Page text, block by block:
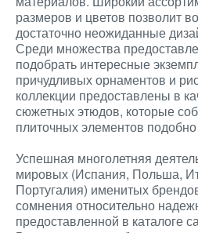
размеров и цветов позволит
достаточно неожиданные
Среди множества
подобрать интересные
причудливых орнаментов и
коллекции предоставлены в
сюжетных этюдов, которые
плиточных элементов
Успешная многолетняя
мировых (Испания, Польша,
Португалия) именитых
сомнения относительно
предоставленной в каталоге